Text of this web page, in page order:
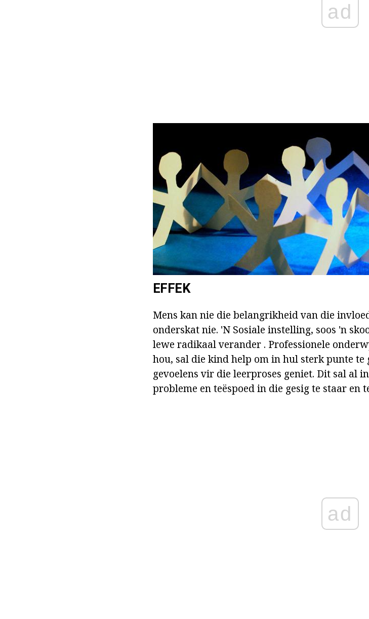
ad
EFFEK
Mens kan nie die belangrikheid van die
onderskat nie. 'N Sosiale instelling, soos 'n
lewe radikaal verander . Professionele
hou, sal die kind help om in hul sterk punte te
gevoelens vir die leerproses geniet. Dit sal al
probleme en teëspoed in die gesig te staar en
ad